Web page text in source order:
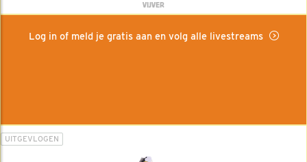
VIJVER
Log in of meld je gratis aan en volg alle livestreams
UITGEVLOGEN